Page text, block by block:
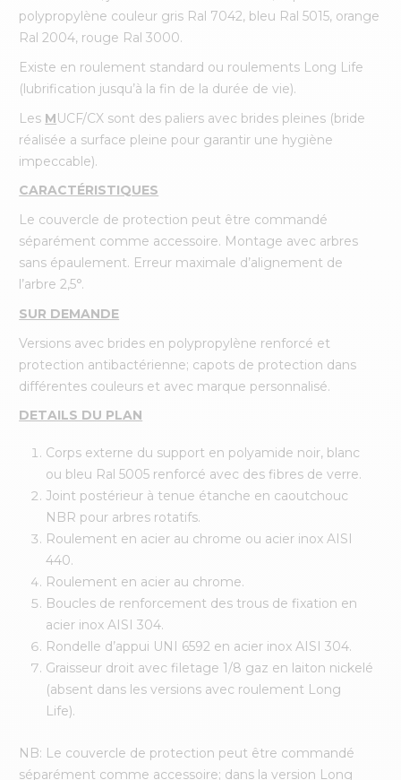
polypropylène couleur gris Ral 7042, bleu Ral 5015, orange
Ral 2004, rouge Ral 3000.
Existe en roulement standard ou roulements Long Life
(lubrification jusqu’à la fin de la durée de vie).
Les MUCF/CX sont des paliers avec brides pleines (bride
réalisée a surface pleine pour garantir une hygiène
impeccable).
CARACTÉRISTIQUES
Le couvercle de protection peut être commandé
séparément comme accessoire. Montage avec arbres
sans épaulement. Erreur maximale d’alignement de
l’arbre 2,5°.
SUR DEMANDE
Versions avec brides en polypropylène renforcé et
protection antibactérienne; capots de protection dans
différentes couleurs et avec marque personnalisé.
DETAILS DU PLAN
Corps externe du support en polyamide noir, blanc
ou bleu Ral 5005 renforcé avec des fibres de verre.
Joint postérieur à tenue étanche en caoutchouc
NBR pour arbres rotatifs.
Roulement en acier au chrome ou acier inox AISI
440.
Roulement en acier au chrome.
Boucles de renforcement des trous de fixation en
acier inox AISI 304.
Rondelle d’appui UNI 6592 en acier inox AISI 304.
Graisseur droit avec filetage 1/8 gaz en laiton nickelé
(absent dans les versions avec roulement Long
Life).
NB: Le couvercle de protection peut être commandé
séparément comme accessoire; dans la version Long